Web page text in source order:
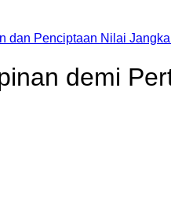
dan Penciptaan Nilai
demi